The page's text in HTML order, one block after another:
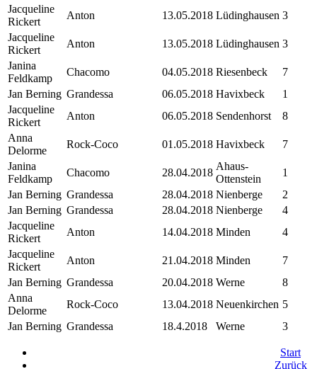
Jacqueline
Rickert
Anton 13.05.2018 Lüdinghausen 3
Jacqueline
Rickert
Anton 13.05.2018 Lüdinghausen 3
Janina
Feldkamp
Chacomo 04.05.2018 Riesenbeck
7
Jan Berning Grandessa 06.05.2018 Havixbeck
1
Jacqueline
Rickert
Anton 06.05.2018 Sendenhorst
8
Anna
Delorme
Rock-Coco 01.05.2018 Havixbeck
7
Janina
Feldkamp
Chacomo 28.04.2018
Ahaus-
Ottenstein
1
Jan Berning Grandessa 28.04.2018 Nienberge
2
Jan Berning Grandessa 28.04.2018 Nienberge
4
Jacqueline
Rickert
Anton 14.04.2018 Minden
4
Jacqueline
Rickert
Anton 21.04.2018 Minden
7
Jan Berning Grandessa 20.04.2018 Werne
8
Anna
Delorme
Rock-Coco 13.04.2018 Neuenkirchen 5
Jan Berning Grandessa 18.4.2018 Werne 3
Start
Zurück